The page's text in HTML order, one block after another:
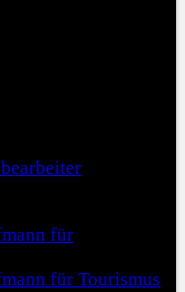
für
für Tourismus